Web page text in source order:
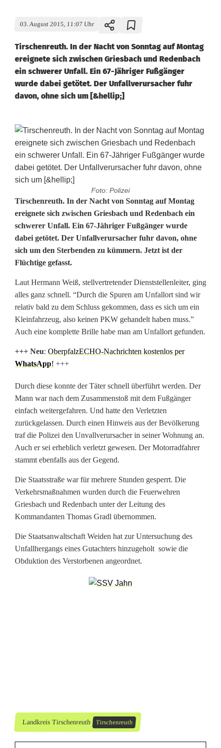
03. August 2015, 11:07 Uhr
Tirschenreuth. In der Nacht von Sonntag auf Montag
ereignete sich zwischen Griesbach und Redenbach
ein schwerer Unfall. Ein 67-Jähriger Fußgänger
wurde dabei getötet. Der Unfallverursacher fuhr
davon, ohne sich um [&hellip;]
Foto: Polizei
S
c
h
n
e
l
l
e
r
r
f
o
l
g
d
e
r
P
o
l
ü
Tirschenreuth. In der Nacht von Sonntag auf Montag
ereignete sich zwischen Griesbach und Redenbach ein
schwerer Unfall. Ein 67-Jähriger Fußgänger wurde
dabei getötet. Der Unfallverursacher fuhr davon, ohne
sich um den Sterbenden zu kümmern. Jetzt ist der
Flüchtige gefasst.
Laut Hermann Weiß, stellvertretender Dienststellenleiter, ging
alles ganz schnell. “Durch die Spuren am Unfallort sind wir
relativ bald zu dem Schluss gekommen, dass es sich um ein
Kleinfahrzeug, also keinen PKW gehandelt haben muss.”
Auch eine komplette Brille habe man am Unfallort gefunden.
+++ Neu: OberpfalzECHO-Nachrichten kostenlos per
WhatsApp! +++
Durch diese konnte der Täter schnell überführt werden. Der
Mann war nach dem Zusammenstoß mit dem Fußgänger
einfach weitergefahren. Und hatte den Verletzten
zurückgelassen. Durch einen Hinweis aus der Bevölkerung
traf die Polizei den Unvallverursacher in seiner Wohnung an.
Auch er sei erheblich verletzt gewesen. Der Motorradfahrer
stammt ebenfalls aus der Gegend.
Die Staatsstraße war für mehrere Stunden gesperrt. Die
Verkehrsmaßnahmen wurden durch die Feuerwehren
Griesbach und Redenbach unter der Leitung des
Kommandanten Thomas Gradl übernommen.
Die Staatsanwaltschaft Weiden hat zur Untersuchung des
Unfallhergangs eines Gutachters hinzugeholt sowie die
Obduktion des Verstorbenen angeordnet.
Landkreis Tirschenreuth Tirschenreuth